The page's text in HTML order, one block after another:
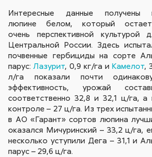
Интересные данные получены
люпине белом, который
очень перспективной культурой
Центральной России. Здесь
почвенные гербициды на сорте
парус:Лазурит, 0,9 кг/га и Камелот,
л/га показали почти
эффективность, урожай
соответственно 32,8 и 32,1 ц/га, а
контроле – 27 ц/га. Из трех
в АО «Гарант» сортов люпина
оказался Мичуринский – 33,2 ц/га,
несколько уступили Дега – 31,1 и
парус – 29,6 ц/га.